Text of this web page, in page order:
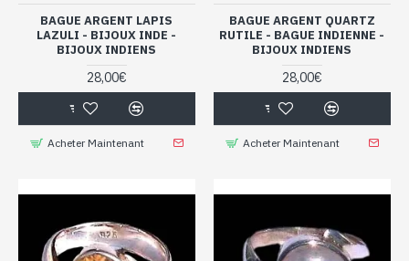
BAGUE ARGENT LAPIS
LAZULI - BIJOUX INDE -
BIJOUX INDIENS
28,00€
Acheter Maintenant
BAGUE ARGENT QUARTZ
RUTILE - BAGUE INDIENNE -
BIJOUX INDIENS
28,00€
Acheter Maintenant